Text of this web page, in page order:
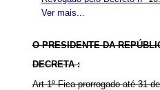
Ver mais...
O PRESIDENTE DA
DECRETA :
Art 1º Fica prorrogado até 31